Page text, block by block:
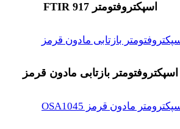
اسپکتروفتومتر FTIR 917
اسپکتروفتومتر بازتابی مادون قرمز